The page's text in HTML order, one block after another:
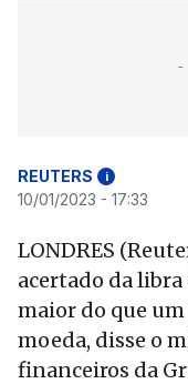
REUTERS i
10/01/2023 - 17:33
LONDRES
acertado da
maior do que
moeda, disse o
financeiros da